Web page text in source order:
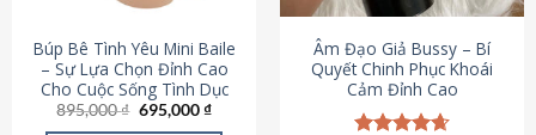
thể
chọn
trên
trang
Búp Bê Tình Yêu Mini Baile
– Sự Lựa Chọn Đỉnh Cao
Cho Cuộc Sống Tình Dục
895,000₫ Giá
695,000₫Giá
Âm Đạo Giả Bussy – Bí
Quyết Chinh Phục Khoái
Cảm Đỉnh Cao